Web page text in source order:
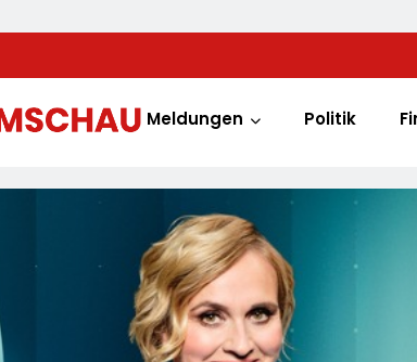
Meldungen Politik